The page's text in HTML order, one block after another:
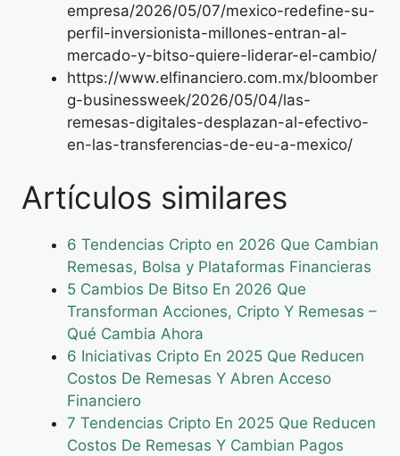
empresa/2026/05/07/mexico-redefine-su-
perfil-inversionista-millones-entran-al-
mercado-y-bitso-quiere-liderar-el-cambio/
https://www.elfinanciero.com.mx/bloomber
g-businessweek/2026/05/04/las-
remesas-digitales-desplazan-al-efectivo-
en-las-transferencias-de-eu-a-mexico/
Artículos similares
6 Tendencias Cripto en 2026 Que Cambian
Remesas, Bolsa y Plataformas Financieras
5 Cambios De Bitso En 2026 Que
Transforman Acciones, Cripto Y Remesas –
Qué Cambia Ahora
6 Iniciativas Cripto En 2025 Que Reducen
Costos De Remesas Y Abren Acceso
Financiero
7 Tendencias Cripto En 2025 Que Reducen
Costos De Remesas Y Cambian Pagos